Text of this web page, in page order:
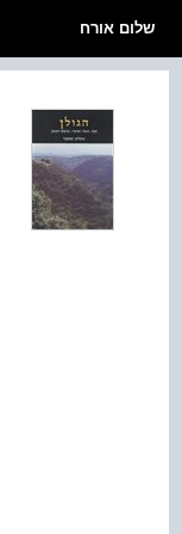
שלום אורח